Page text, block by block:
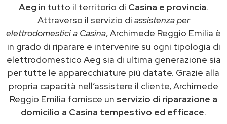
Aeg in tutto il territorio di Casina e provincia.
Attraverso il servizio di assistenza per
elettrodomestici a Casina, Archimede Reggio Emilia è
in grado di riparare e intervenire su ogni tipologia di
elettrodomestico Aeg sia di ultima generazione sia
per tutte le apparecchiature più datate. Grazie alla
propria capacità nell’assistere il cliente, Archimede
Reggio Emilia fornisce un servizio di riparazione a
domicilio a Casina tempestivo ed efficace.